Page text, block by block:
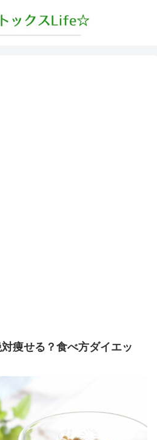
痩せる？食べ方ダイエッ